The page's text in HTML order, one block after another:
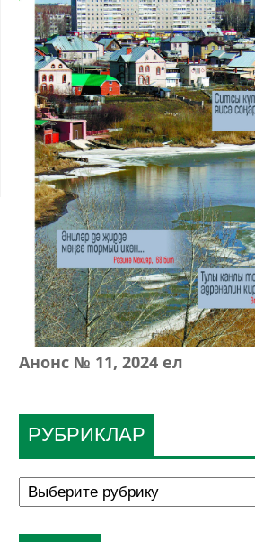
РУБРИКЛАР
Анонс № 11, 2024 ел